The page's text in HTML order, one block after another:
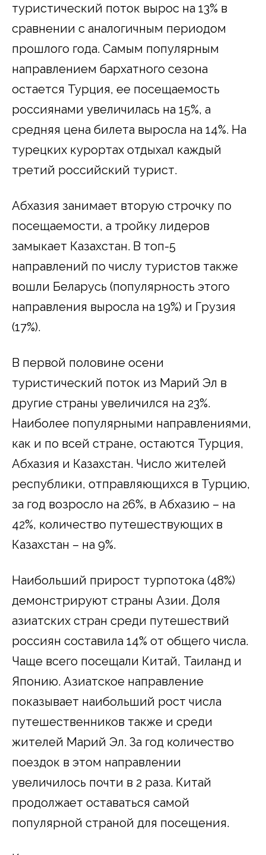
туристический поток вырос на 13% в
сравнении с аналогичным периодом
прошлого года. Самым популярным
направлением бархатного сезона
остается Турция, ее посещаемость
россиянами увеличилась на 15%, а
средняя цена билета выросла на 14%. На
турецких курортах отдыхал каждый
третий российский турист.
Абхазия занимает вторую строчку по
посещаемости, а тройку лидеров
замыкает Казахстан. В топ-5
направлений по числу туристов также
вошли Беларусь (популярность этого
направления выросла на 19%) и Грузия
(17%).
В первой половине осени
туристический поток из Марий Эл в
другие страны увеличился на 23%.
Наиболее популярными направлениями,
как и по всей стране, остаются Турция,
Абхазия и Казахстан. Число жителей
республики, отправляющихся в Турцию,
за год возросло на 26%, в Абхазию – на
42%, количество путешествующих в
Казахстан – на 9%.
Наибольший прирост турпотока (48%)
демонстрируют страны Азии. Доля
азиатских стран среди путешествий
россиян составила 14% от общего числа.
Чаще всего посещали Китай, Таиланд и
Японию. Азиатское направление
показывает наибольший рост числа
путешественников также и среди
жителей Марий Эл. За год количество
поездок в этом направлении
увеличилось почти в 2 раза. Китай
продолжает оставаться самой
популярной страной для посещения.